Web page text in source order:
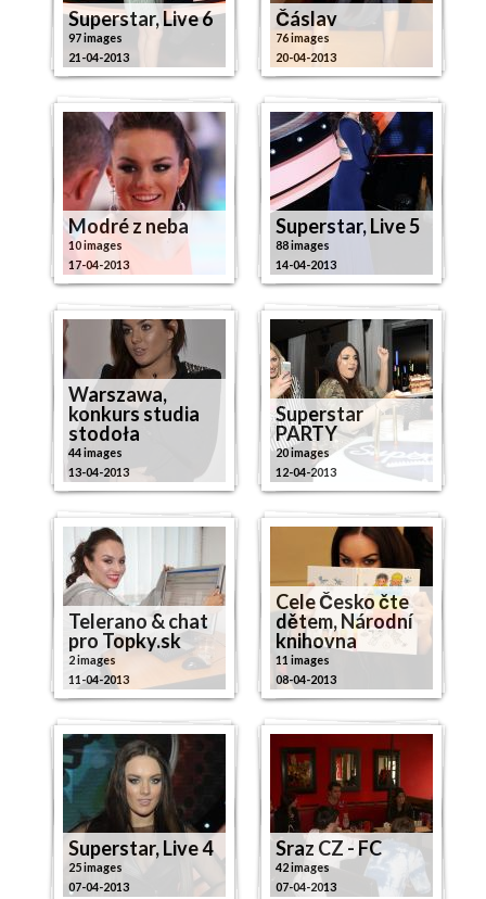
Superstar, Live 6
97 images
21-04-2013
Čáslav
76 images
20-04-2013
Modré z neba
10 images
17-04-2013
Superstar, Live 5
88 images
14-04-2013
Warszawa,
konkurs studia
stodoła
44 images
13-04-2013
Superstar
PARTY
20 images
12-04-2013
Telerano & chat
pro Topky.sk
2 images
11-04-2013
Cele Česko čte
dětem, Národní
knihovna
11 images
08-04-2013
Superstar, Live 4
25 images
07-04-2013
Sraz CZ - FC
42 images
07-04-2013